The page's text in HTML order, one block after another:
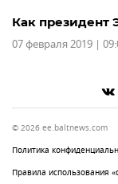
Как президент
07 февраля 2019 |
© 2026 ee.baltnews.com
Политика
Правила использования